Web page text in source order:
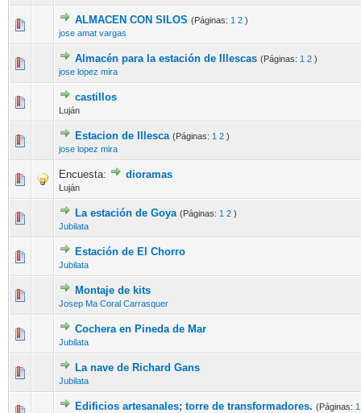
ALMACEN CON SILOS (Páginas: 1 2 )
jose amat vargas
Almacén para la estación de Illescas (Páginas: 1 2 )
jose lopez mira
castillos
Luján
Estacion de Illesca (Páginas: 1 2 )
jose lopez mira
Encuesta: dioramas
Luján
La estación de Goya (Páginas: 1 2 )
Jubilata
Estación de El Chorro
Jubilata
Montaje de kits
Josep Ma Coral Carrasquer
Cochera en Pineda de Mar
Jubilata
La nave de Richard Gans
Jubilata
Edificios artesanales; torre de transformadores. (Páginas: 1